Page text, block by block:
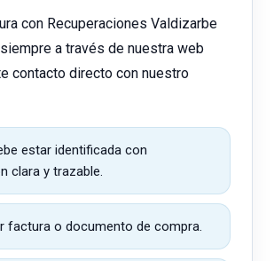
con Recuperaciones Valdizarbe
a través de nuestra web
contacto directo con nuestro
estar identificada con
clara y trazable.
factura o documento de compra.